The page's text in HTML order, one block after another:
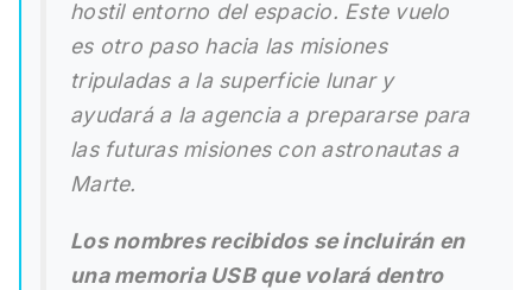
hostil entorno del espacio. Este vuelo
es otro paso hacia las misiones
tripuladas a la superficie lunar y
ayudará a la agencia a prepararse para
las futuras misiones con astronautas a
Marte.
Los nombres recibidos se incluirán en
una memoria USB que volará dentro